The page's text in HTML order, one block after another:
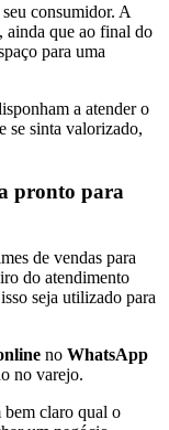
consumidor. A
ainda que ao final do
para uma
a atender o
se sinta valorizado,
pronto para
de vendas para
do atendimento
seja utilizado para
no WhatsApp
no varejo.
bem claro qual o